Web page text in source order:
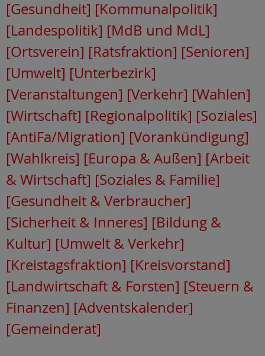
[Gesundheit] [Kommunalpolitik]
[Landespolitik] [MdB und MdL]
[Ortsverein] [Ratsfraktion] [Senioren]
[Umwelt] [Unterbezirk]
[Veranstaltungen] [Verkehr] [Wahlen]
[Wirtschaft] [Regionalpolitik] [Soziales]
[AntiFa/Migration] [Vorankündigung]
[Wahlkreis] [Europa & Außen] [Arbeit
& Wirtschaft] [Soziales & Familie]
[Gesundheit & Verbraucher]
[Sicherheit & Inneres] [Bildung &
Kultur] [Umwelt & Verkehr]
[Kreistagsfraktion] [Kreisvorstand]
[Landwirtschaft & Forsten] [Steuern &
Finanzen] [Adventskalender]
[Gemeinderat]